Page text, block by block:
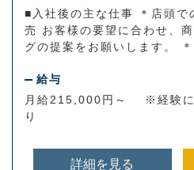
■入社後の主な仕事 ＊店頭で
売 お客様の要望に合わせ、
グの提案をお願いします。
給与
月給215,000円～ ※経験に
り
詳細を見る